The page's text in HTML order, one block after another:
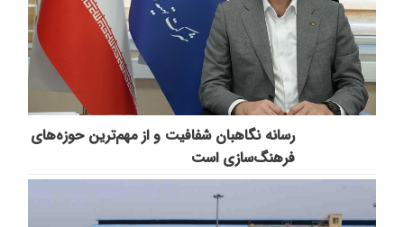
رسانه نگاهبان شفافیت و از مهم‌ترین حوزه‌های
فرهنگ‌سازی است